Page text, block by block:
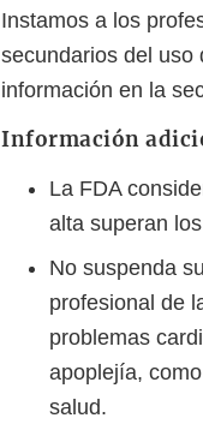
Instamos a los
secundarios del uso
información en la
Información
La FDA
alta superan
No suspenda
profesional de
problemas
apoplejía,
salud.